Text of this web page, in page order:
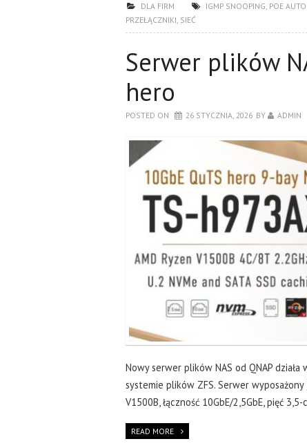
DLA FIRM IGMP SNOOPING, POE
PRZEŁĄCZNIKI, SIEĆ
Serwer plików
hero
POSTED ON 26 STYCZNIA, 2026 BY ADMIN
Nowy serwer plików NAS od QNAP
systemie plików ZFS. Serwer
V1500B, łączność 10GbE/2,5GbE, pięć
READ MORE